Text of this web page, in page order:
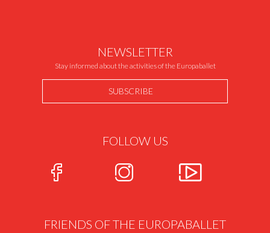
NEWSLETTER
Stay informed about the activities of the Europaballet
SUBSCRIBE
FOLLOW US
FRIENDS OF THE EUROPABALLET